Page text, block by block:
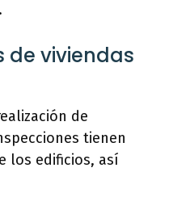
de viviendas
de
tienen
los edificios, así